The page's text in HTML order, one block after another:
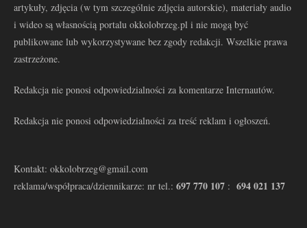
artykuły, zdjęcia (w tym szczególnie zdjęcia autorskie), materiały audio
i wideo są własnością portalu okkolobrzeg.pl i nie mogą być
publikowane lub wykorzystywane bez zgody redakcji. Wszelkie prawa
zastrzeżone.
Redakcja nie ponosi odpowiedzialności za komentarze Internautów.
Redakcja nie ponosi odpowiedzialności za treść reklam i ogłoszeń.
Kontakt: okkolobrzeg@gmail.com
reklama/współpraca/dziennikarze: nr tel.: 697 770 107 : 694 021 137